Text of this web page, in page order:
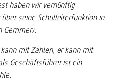
haben wir vernünftig
seine Schulleiterfunktion in
Gemmer).
mit Zahlen, er kann mit
Geschäftsführer ist ein